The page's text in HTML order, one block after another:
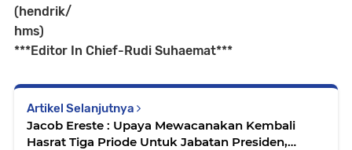
(hendrik/
hms)
***Editor In Chief-Rudi Suhaemat***
Artikel Selanjutnya
Jacob Ereste : Upaya Mewacanakan Kembali
Hasrat Tiga Priode Untuk Jabatan Presiden,